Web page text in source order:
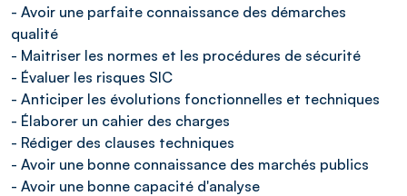
- Avoir une parfaite connaissance des démarches
qualité
- Maitriser les normes et les procédures de sécurité
- Évaluer les risques SIC
- Anticiper les évolutions fonctionnelles et techniques
- Élaborer un cahier des charges
- Rédiger des clauses techniques
- Avoir une bonne connaissance des marchés publics
- Avoir une bonne capacité d'analyse